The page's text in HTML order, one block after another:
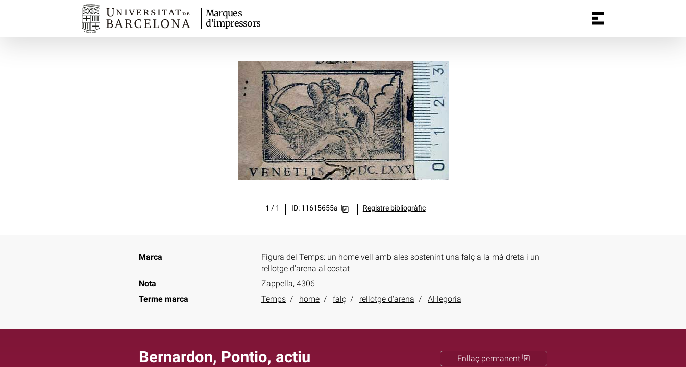
Marques
d'impressors
1 / 1 ID: 11615655a Registre bibliogràfic
Marca
Figura del Temps: un home vell amb ales sostenint una falç a la mà dreta i un
rellotge d'arena al costat
Nota
Zappella, 4306
Terme marca
Temps home falç rellotge d'arena Al·legoria
Bernardon, Pontio, actiu
Enllaç permanent